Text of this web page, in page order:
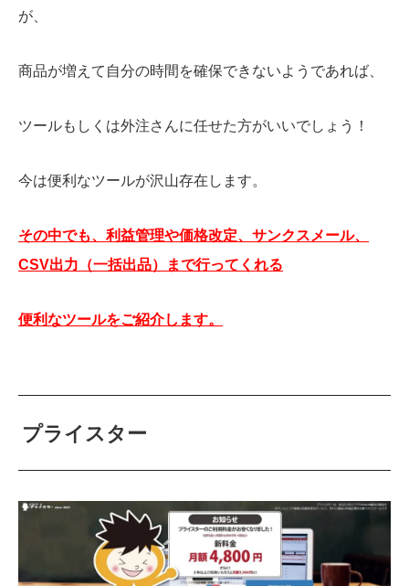
が、
商品が増えて自分の時間を確保できないようであれば、
ツールもしくは外注さんに任せた方がいいでしょう！
今は便利なツールが沢山存在します。
その中でも、利益管理や価格改定、サンクスメール、
CSV出力（一括出品）まで行ってくれる
便利なツールをご紹介します。
プライスター